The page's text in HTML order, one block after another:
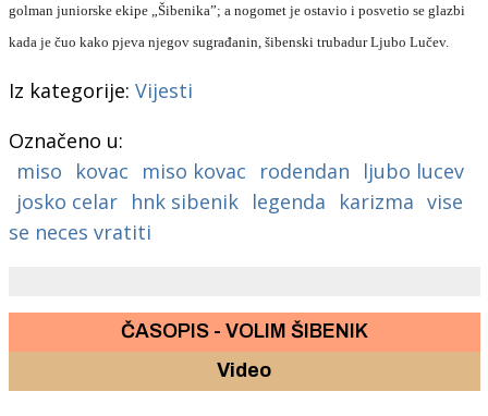
golman juniorske ekipe „Šibenika”; a nogomet je ostavio i posvetio se glazbi
kada je čuo kako pjeva njegov sugrađanin, šibenski trubadur Ljubo Lučev.
Iz kategorije: Vijesti
Označeno u:
miso
kovac miso kovac rodendan
ljubo lucev
josko celar hnk sibenik legenda karizma vise
se neces vratiti
ČASOPIS - VOLIM ŠIBENIK
Video